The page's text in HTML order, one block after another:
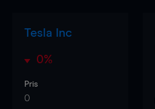
Tesla Inc
0%
Pris
0